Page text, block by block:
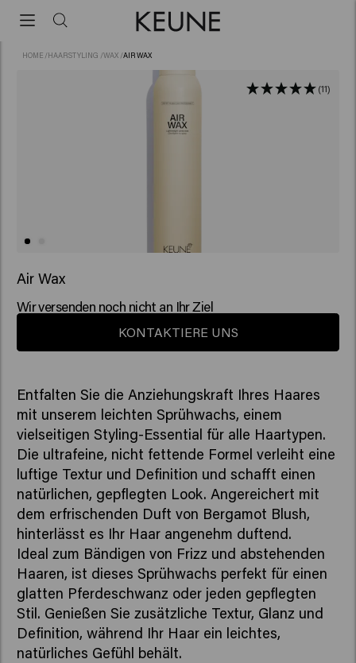
HOME /HAARSTYLING /WAX /AIR WAX
(11)
Air Wax
Wir versenden noch nicht an Ihr Ziel
KONTAKTIERE UNS
Entfalten Sie die Anziehungskraft Ihres Haares
mit unserem leichten Sprühwachs, einem
vielseitigen Styling-Essential für alle Haartypen.
Die ultrafeine, nicht fettende Formel verleiht eine
luftige Textur und Definition und schafft einen
natürlichen, gepflegten Look. Angereichert mit
dem erfrischenden Duft von Bergamot Blush,
hinterlässt es Ihr Haar angenehm duftend.
Ideal zum Bändigen von Frizz und abstehenden
Haaren, ist dieses Sprühwachs perfekt für einen
glatten Pferdeschwanz oder jeden gepflegten
Stil. Genießen Sie zusätzliche Textur, Glanz und
Definition, während Ihr Haar ein leichtes,
natürliches Gefühl behält.